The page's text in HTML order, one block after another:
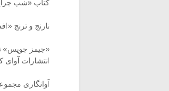
کتاب «شب چراغ» مجموعۀ ۲۰ قطعه و
نارنج و ترنج «افسانه
انتشارات آوای
آوانگاری